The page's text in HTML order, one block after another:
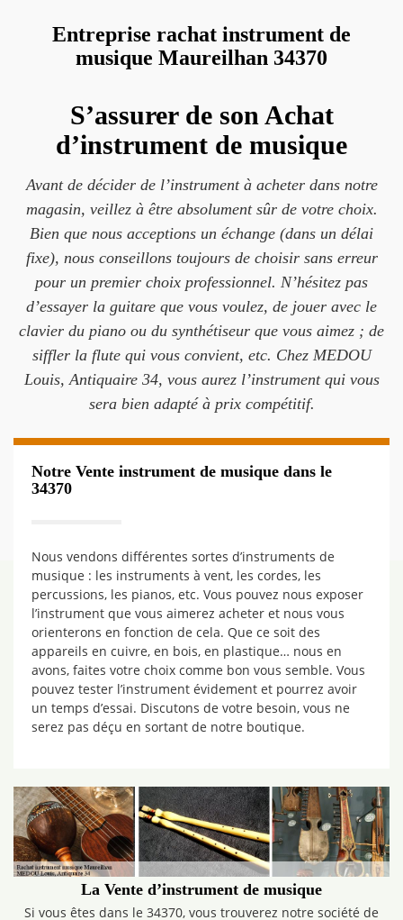
Entreprise rachat instrument de
musique Maureilhan 34370
S’assurer de son Achat
d’instrument de musique
Avant de décider de l’instrument à acheter dans notre
magasin, veillez à être absolument sûr de votre choix.
Bien que nous acceptions un échange (dans un délai
fixe), nous conseillons toujours de choisir sans erreur
pour un premier choix professionnel. N’hésitez pas
d’essayer la guitare que vous voulez, de jouer avec le
clavier du piano ou du synthétiseur que vous aimez ; de
siffler la flute qui vous convient, etc. Chez MEDOU
Louis, Antiquaire 34, vous aurez l’instrument qui vous
sera bien adapté à prix compétitif.
Notre Vente instrument de musique dans le
34370
Nous vendons différentes sortes d’instruments de
musique : les instruments à vent, les cordes, les
percussions, les pianos, etc. Vous pouvez nous exposer
l’instrument que vous aimerez acheter et nous vous
orienterons en fonction de cela. Que ce soit des
appareils en cuivre, en bois, en plastique… nous en
avons, faites votre choix comme bon vous semble. Vous
pouvez tester l’instrument évidement et pourrez avoir
un temps d’essai. Discutons de votre besoin, vous ne
serez pas déçu en sortant de notre boutique.
La Vente d’instrument de musique
Si vous êtes dans le 34370, vous trouverez notre société de